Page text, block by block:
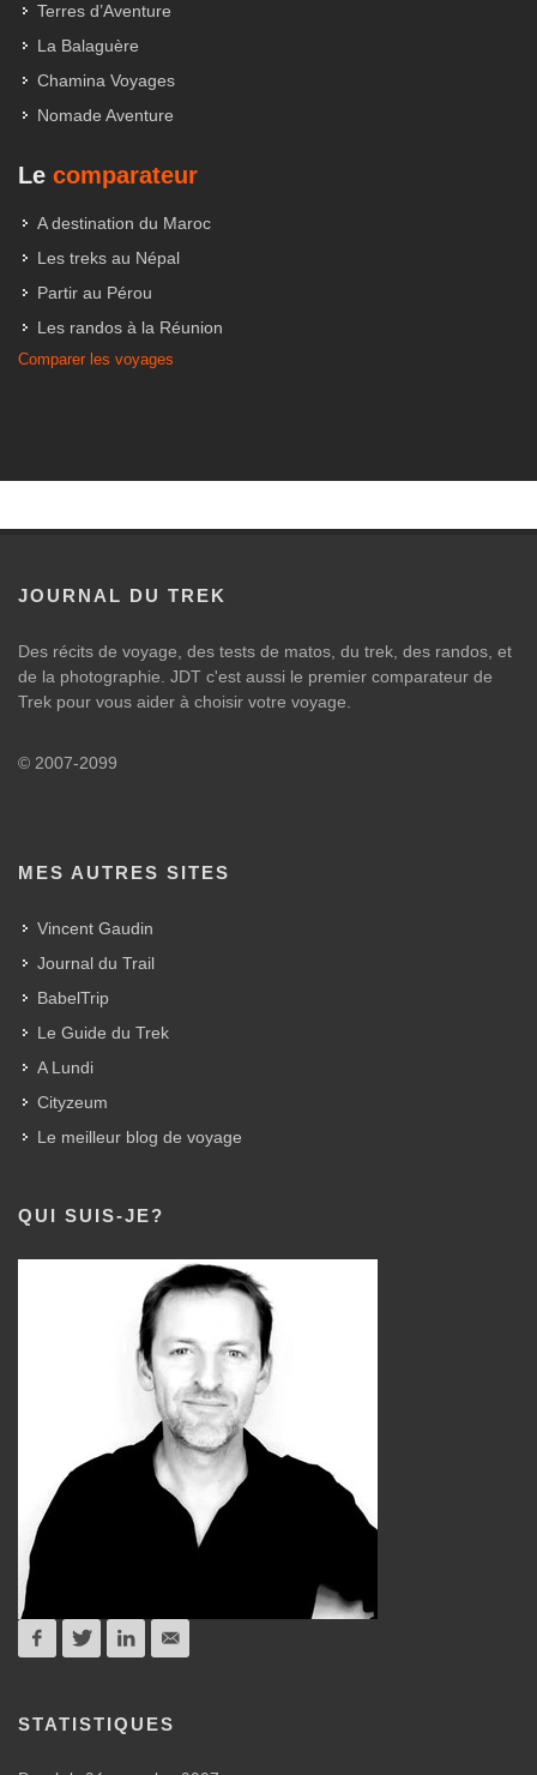
Terres d’Aventure
La Balaguère
Chamina Voyages
Nomade Aventure
Le comparateur
A destination du Maroc
Les treks au Népal
Partir au Pérou
Les randos à la Réunion
Comparer les voyages
JOURNAL DU TREK
Des récits de voyage, des tests de matos, du trek, des randos, et
de la photographie. JDT c'est aussi le premier comparateur de
Trek pour vous aider à choisir votre voyage.
© 2007-2099
MES AUTRES SITES
Vincent Gaudin
Journal du Trail
BabelTrip
Le Guide du Trek
A Lundi
Cityzeum
Le meilleur blog de voyage
QUI SUIS-JE?
STATISTIQUES